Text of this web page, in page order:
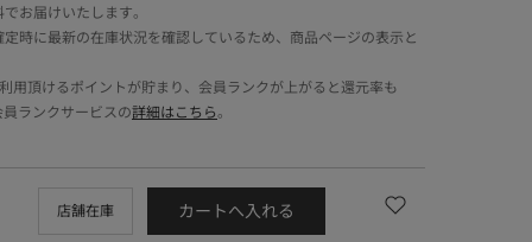
お届けいたします。
時に最新の在庫状況を確認しているため、商品ページの表示と
用頂けるポイントが貯まり、会員ランクが上がると還元率も
ランクサービスの詳細はこちら。
店舗在庫 カートへ入れる